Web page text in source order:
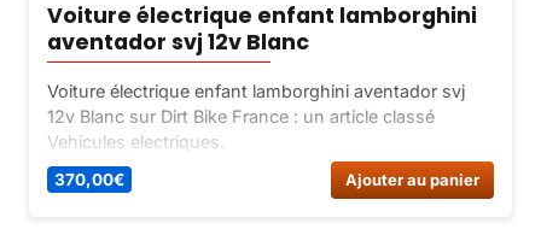
Voiture électrique enfant lamborghini
aventador svj 12v Blanc
Voiture électrique enfant lamborghini aventador svj
12v Blanc sur Dirt Bike France : un article classé
Vehicules electriques.
370,00€ Ajouter au panier